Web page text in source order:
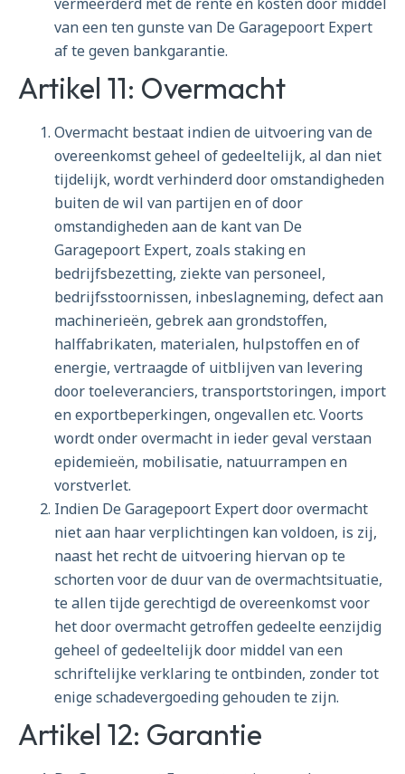
van een ten gunste van De Garagepoort Expert
af te geven bankgarantie.
Artikel 11: Overmacht
Overmacht bestaat indien de uitvoering van de
overeenkomst geheel of gedeeltelijk, al dan niet
tijdelijk, wordt verhinderd door omstandigheden
buiten de wil van partijen en of door
omstandigheden aan de kant van De
Garagepoort Expert, zoals staking en
bedrijfsbezetting, ziekte van personeel,
bedrijfsstoornissen, inbeslagneming, defect aan
machinerieën, gebrek aan grondstoffen,
halffabrikaten, materialen, hulpstoffen en of
energie, vertraagde of uitblijven van levering
door toeleveranciers, transportstoringen, import
en exportbeperkingen, ongevallen etc. Voorts
wordt onder overmacht in ieder geval verstaan
epidemieën, mobilisatie, natuurrampen en
vorstverlet.
Indien De Garagepoort Expert door overmacht
niet aan haar verplichtingen kan voldoen, is zij,
naast het recht de uitvoering hiervan op te
schorten voor de duur van de overmachtsituatie,
te allen tijde gerechtigd de overeenkomst voor
het door overmacht getroffen gedeelte eenzijdig
geheel of gedeeltelijk door middel van een
schriftelijke verklaring te ontbinden, zonder tot
enige schadevergoeding gehouden te zijn.
Artikel 12: Garantie